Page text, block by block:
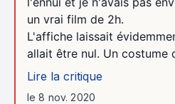
un vrai film de 2h.
L'affiche laissait
allait être nul. Un costume
Lire la critique
le 8 nov. 2020